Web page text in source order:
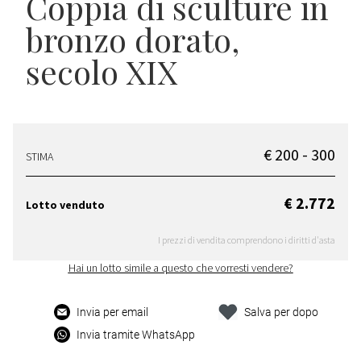
bronzo dorato,
secolo XIX
STIMA € 200 - 300
Lotto venduto € 2.772
I prezzi di vendita comprendono i diritti d'asta
Hai un lotto simile a questo che vorresti vendere?
Invia per email
Invia tramite WhatsApp
Salva per dopo